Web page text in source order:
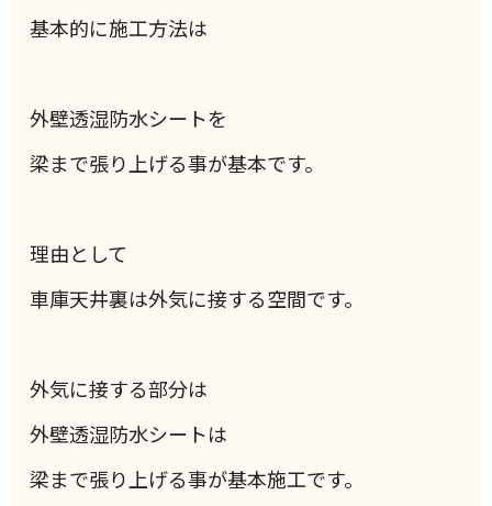
基本的に施工方法は
外壁透湿防水シートを
梁まで張り上げる事が基本です。
理由として
車庫天井裏は外気に接する空間です。
外気に接する部分は
外壁透湿防水シートは
梁まで張り上げる事が基本施工です。